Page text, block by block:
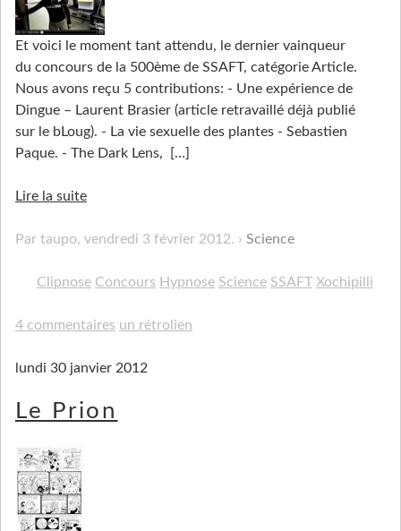
Et voici le moment tant attendu, le dernier vainqueur
du concours de la 500ème de SSAFT, catégorie Article.
Nous avons reçu 5 contributions: - Une expérience de
Dingue – Laurent Brasier (article retravaillé déjà publié
sur le bLoug). - La vie sexuelle des plantes - Sebastien
Paque. - The Dark Lens,
[…]
Lire la suite
Par taupo, vendredi 3 février 2012. Science
Clipnose Concours Hypnose Science SSAFT Xochipilli
4 commentaires un rétrolien
lundi 30 janvier 2012
Le Prion